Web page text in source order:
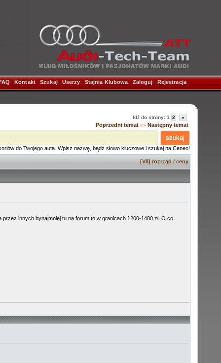
|Kontakt| Szukaj| Userzy Stajnia Klubowa Zaloguj Rejestracja
Idź do strony: 1 2 »
Poprzedni temat «» Następny temat
szukaj
do Twojego auta. Wpisz nazwę, bądź słowo kluczowe i szukaj na Ceneo!
[V8] rozrząd / ceny
innych bynajmniej tu na forum to w granicach 1200-1400 zł. O co